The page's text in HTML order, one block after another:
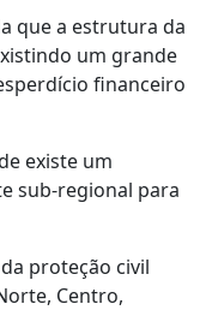
que a estrutura da
um grande
financeiro
existe um
sub-regional para
proteção civil
Centro,